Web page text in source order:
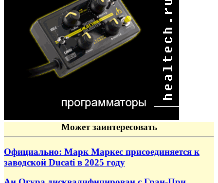
Может заинтересовать
Официально: Марк Маркес присоединяется к
заводской Ducati в 2025 году